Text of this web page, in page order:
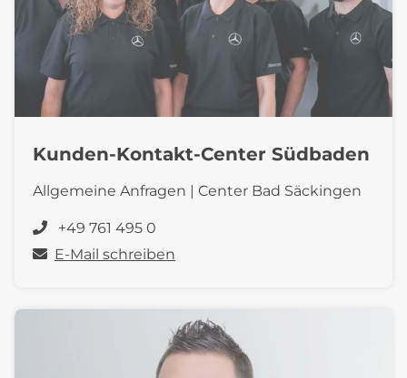
Kunden-Kontakt-Center Südbaden
Allgemeine Anfragen | Center Bad Säckingen
+49 761 495 0
E-Mail schreiben